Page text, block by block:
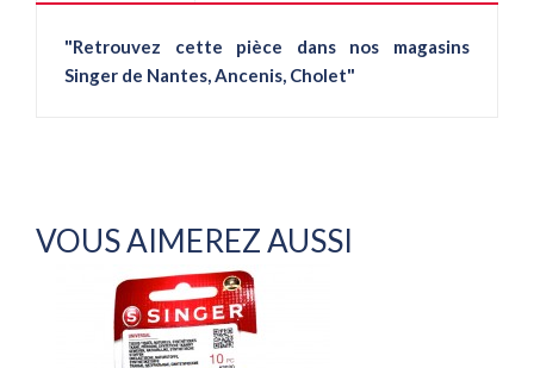
"Retrouvez cette pièce dans nos magasins
Singer de Nantes, Ancenis, Cholet"
VOUS AIMEREZ AUSSI